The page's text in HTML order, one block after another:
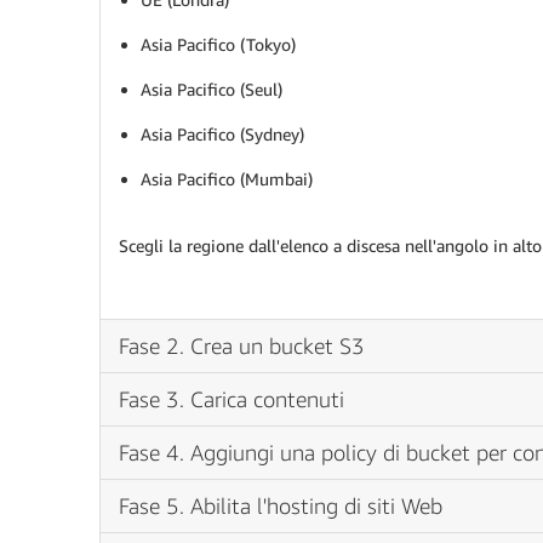
Asia Pacifico (Tokyo)
Asia Pacifico (Seul)
Asia Pacifico (Sydney)
Asia Pacifico (Mumbai)
Scegli la regione dall'elenco a discesa nell'angolo in
Fase 2. Crea un bucket S3
Crea un bucket S3
esempio HTML, CSS, JavaScript e file di immagine) per
In questa fase, utilizzerai la console o AWS CLI per
come wildrydes-nome-cognome . Se visualizzi un
Fase 3. Carica contenuti
Carica contenuti
AWS CLI o il modello di CloudFormation fornito. Se
Fase 4. Aggiungi una policy di bucket per
Aggiungi una policy di bucket per
Fase 5. Abilita l'hosting di siti Web